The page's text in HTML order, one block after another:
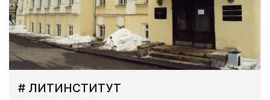
# ЛИТИНСТИТУТ